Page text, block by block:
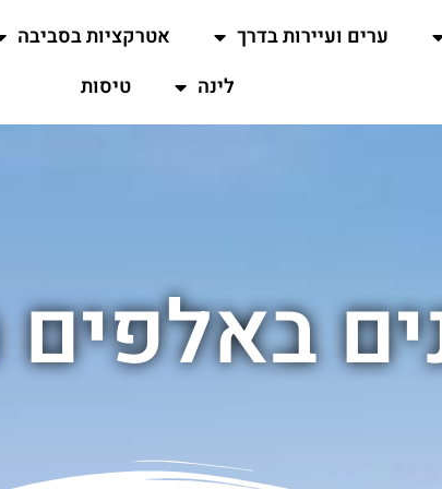
ערים ועיירות בדרך אטרקציות בסביבה
לינה
טיסות
באלפים